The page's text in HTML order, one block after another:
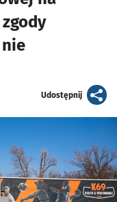
Udostępnijartykuł